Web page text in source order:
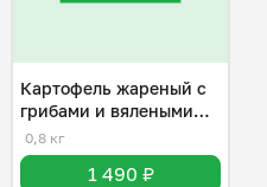
Картофель жареный с
грибами и вялеными
томатами
0,8 кг
1 490 ₽